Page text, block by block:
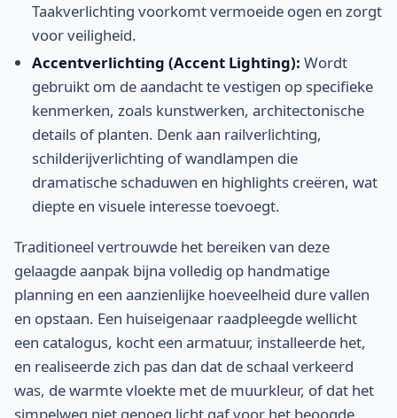
Taakverlichting voorkomt vermoeide ogen en zorgt
voor veiligheid.
Accentverlichting (Accent Lighting): Wordt
gebruikt om de aandacht te vestigen op specifieke
kenmerken, zoals kunstwerken, architectonische
details of planten. Denk aan railverlichting,
schilderijverlichting of wandlampen die
dramatische schaduwen en highlights creëren, wat
diepte en visuele interesse toevoegt.
Traditioneel vertrouwde het bereiken van deze
gelaagde aanpak bijna volledig op handmatige
planning en een aanzienlijke hoeveelheid dure vallen
en opstaan. Een huiseigenaar raadpleegde wellicht
een catalogus, kocht een armatuur, installeerde het,
en realiseerde zich pas dan dat de schaal verkeerd
was, de warmte vloekte met de muurkleur, of dat het